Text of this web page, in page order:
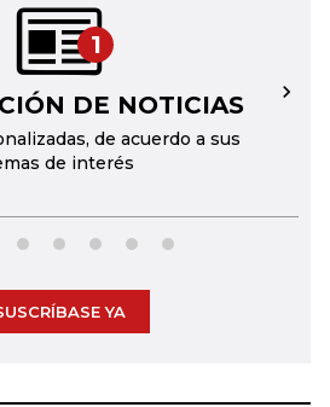
1
DE NOTICIAS
de acuerdo a sus
de interés
→
YA